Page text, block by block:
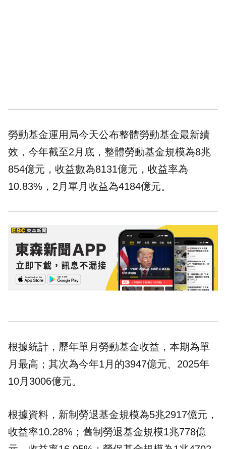
勞動基金運用局今天公布整體勞動基金最新績
效，今年截至2月底，整體勞動基金規模為8兆
854億元，收益數為8131億元，收益率為
10.83%，2月單月收益為4184億元。
根據統計，歷年單月勞動基金收益，本期為單
月最高；其次為今年1月的3947億元、2025年
10月3006億元。
根據資料，新制勞退基金規模為5兆2917億元，
收益率10.28%；舊制勞退基金規模1兆778億